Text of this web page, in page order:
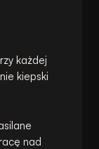
każdej
kiepski
nad